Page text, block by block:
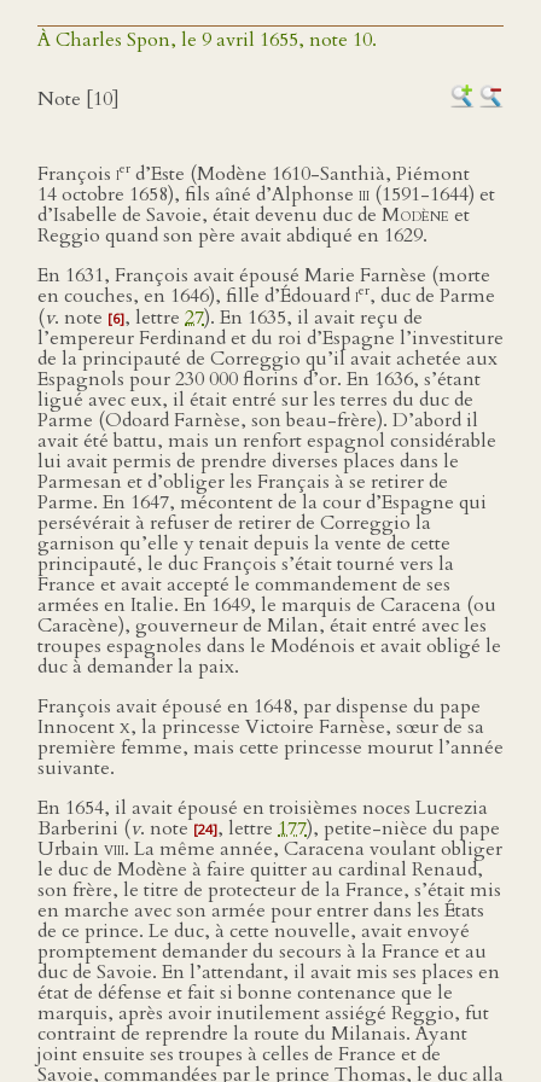
À Charles Spon, le 9 avril 1655, note 10.
Note [10]
François ier d’Este (Modène 1610-Santhià, Piémont
14 octobre 1658), fils aîné d’Alphonse iii (1591-1644) et
d’Isabelle de Savoie, était devenu duc de Modène et
Reggio quand son père avait abdiqué en 1629.
En 1631, François avait épousé Marie Farnèse (morte
en couches, en 1646), fille d’Édouardier, duc de Parme
(v. note [6], lettre 27). En 1635, il avait reçu de
l’empereur Ferdinand et du roi d’Espagne l’investiture
de la principauté de Correggio qu’il avait achetée aux
Espagnols pour 230 000 florins d’or. En 1636, s’étant
ligué avec eux, il était entré sur les terres du duc de
Parme (Odoard Farnèse, son beau-frère). D’abord il
avait été battu, mais un renfort espagnol considérable
lui avait permis de prendre diverses places dans le
Parmesan et d’obliger les Français à se retirer de
Parme. En 1647, mécontent de la cour d’Espagne qui
persévérait à refuser de retirer de Correggio la
garnison qu’elle y tenait depuis la vente de cette
principauté, le duc François s’était tourné vers la
France et avait accepté le commandement de ses
armées en Italie. En 1649, le marquis de Caracena (ou
Caracène), gouverneur de Milan, était entré avec les
troupes espagnoles dans le Modénois et avait obligé le
duc à demander la paix.
François avait épousé en 1648, par dispense du pape
Innocentx, la princesse Victoire Farnèse, sœur de sa
première femme, mais cette princesse mourut l’année
suivante.
En 1654, il avait épousé en troisièmes noces Lucrezia
Barberini (v. note[24], lettre 177), petite-nièce du pape
Urbain viii. La même année, Caracena voulant obliger
le duc de Modène à faire quitter au cardinal Renaud,
son frère, le titre de protecteur de la France, s’était mis
en marche avec son armée pour entrer dans les États
de ce prince. Le duc, à cette nouvelle, avait envoyé
promptement demander du secours à la France et au
duc de Savoie. En l’attendant, il avait mis ses places en
état de défense et fait si bonne contenance que le
marquis, après avoir inutilement assiégé Reggio, fut
contraint de reprendre la route du Milanais. Ayant
joint ensuite ses troupes à celles de France et de
Savoie, commandées par le prince Thomas, le duc alla